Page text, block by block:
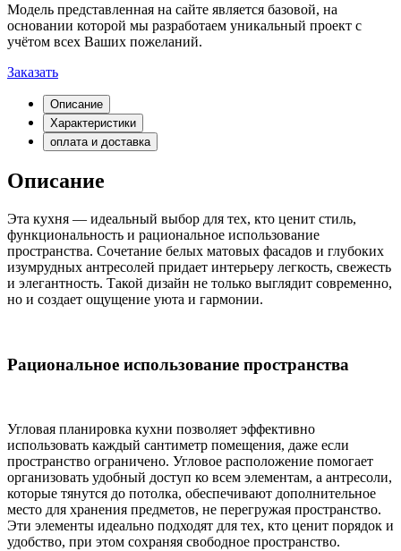
Модель представленная на сайте является базовой, на
основании которой мы разработаем уникальный проект с
учётом всех Ваших пожеланий.
Заказать
Описание
Характеристики
оплата и доставка
Описание
Эта кухня — идеальный выбор для тех, кто ценит стиль,
функциональность и рациональное использование
пространства. Сочетание белых матовых фасадов и глубоких
изумрудных антресолей придает интерьеру легкость, свежесть
и элегантность. Такой дизайн не только выглядит современно,
но и создает ощущение уюта и гармонии.
Рациональное использование пространства
Угловая планировка кухни позволяет эффективно
использовать каждый сантиметр помещения, даже если
пространство ограничено. Угловое расположение помогает
организовать удобный доступ ко всем элементам, а антресоли,
которые тянутся до потолка, обеспечивают дополнительное
место для хранения предметов, не перегружая пространство.
Эти элементы идеально подходят для тех, кто ценит порядок и
удобство, при этом сохраняя свободное пространство.